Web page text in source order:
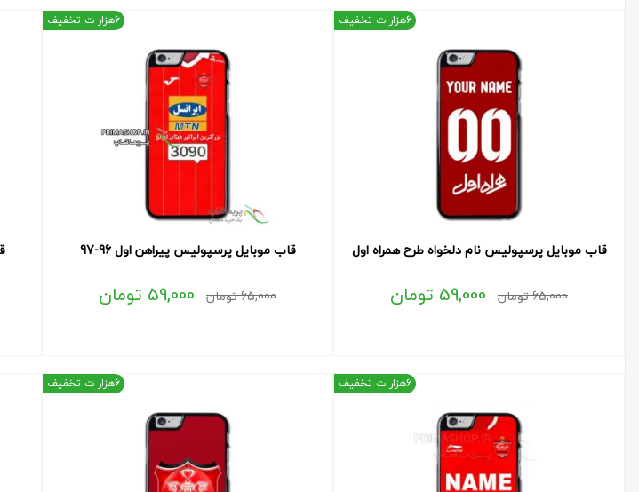
قاب موبایل پرسپولیس نام دلخواه طرح همراه اول
65,000تومان تومان
6هزار ت تخفیف
قاب موبایل پرسپولیس پیراهن اول 96-97
65,000تومان تومان
6هزار ت تخفیف
6هزار ت تخفیف 6هزار ت تخفیف